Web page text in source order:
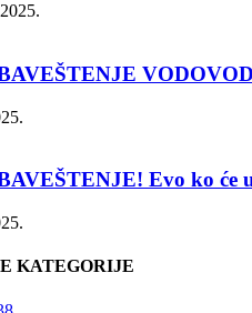
Evo ko
KATEGORIJE